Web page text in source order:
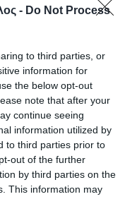
- Do Not Process
to third parties, or
information for
the below opt-out
note that after your
continue seeing
information utilized by
to third parties prior to
out of the further
by third parties on the
This information may